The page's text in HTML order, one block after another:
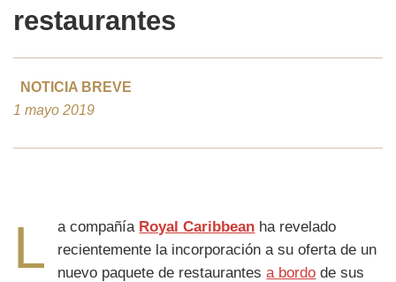
restaurantes
NOTICIA BREVE
1 mayo 2019
L a compañía Royal Caribbean ha revelado
recientemente la incorporación a su oferta de un
nuevo paquete de restaurantesa bordo de sus